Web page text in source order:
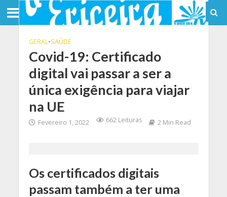
GERAL•SAÚDE
Covid-19: Certificado
digital vai passar a ser a
única exigência para viajar
na UE
Fevereiro 1, 2022 662 Leituras 2 Min Read
Os certificados digitais
passam também a ter uma